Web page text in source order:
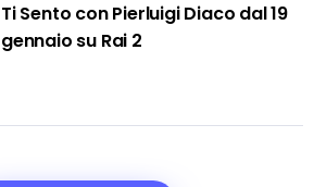
Ti Sento con Pierluigi Diaco dal 19
gennaio su Rai 2